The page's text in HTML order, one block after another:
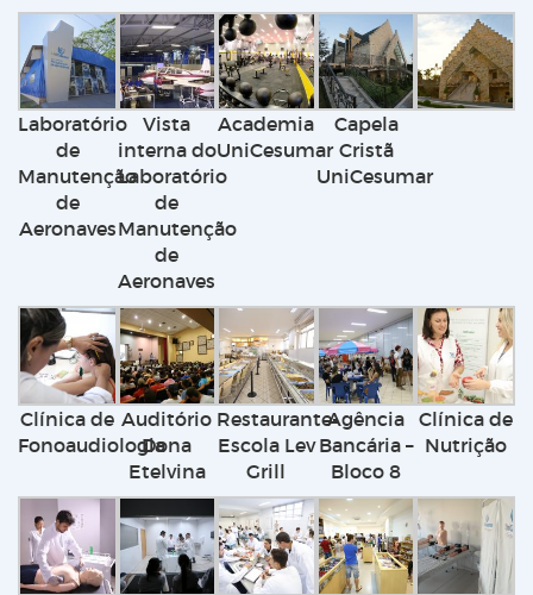
Laboratório
de
Manutenção
de
Aeronaves
Vista
interna do
Laboratório
de
Manutenção
de
Aeronaves
Academia
UniCesumar
Capela
Cristã
UniCesumar
Clínica de
Fonoaudiologia
Auditório
Dona
Etelvina
Restaurante-
Escola Lev
Grill
Agência
Bancária –
Bloco 8
Clínica de
Nutrição